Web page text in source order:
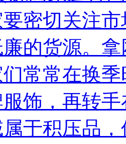
密切关注
的货源。
常常在换
饰，再转
于积压品